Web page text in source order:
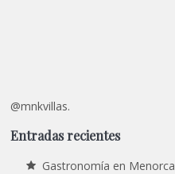
@mnkvillas.
Entradas recientes
Gastronomía en Menorca